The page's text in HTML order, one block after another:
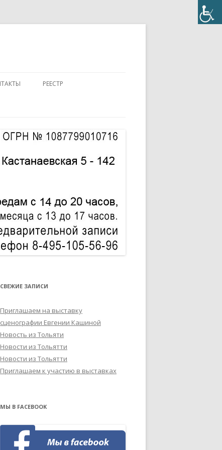
РЕЕСТР
АККРЕДИТОВАННЫЙ ЭКСПЕРТ
СВЕЖИЕ ЗАПИСИ
Приглашаем на выставку
сценографии Евгении Кашиной
Новость из Тольяти
Новости из Тольятти
Новости из Тольятти
Приглашаем к участию в выставках
МЫ В FACEBOOK